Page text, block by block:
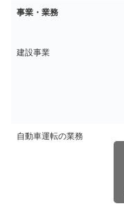
事業・業務
建設事業
自動車運転の業務